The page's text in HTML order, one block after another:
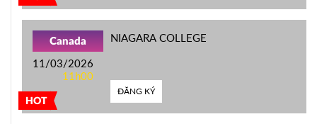
HOT
Canada
11/03/2026
11h00
NIAGARA COLLEGE
ĐĂNG KÝ